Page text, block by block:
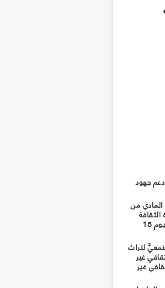
جهود
المادي من
والسياحة – أبوظبي، عن إنشاء أول قائمة جرد وطنية في البلاد، والتي تضم اليوم 15
لتراث
غير
التراث الثقافي غير